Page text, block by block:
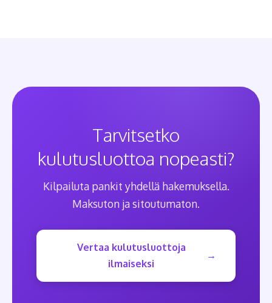
Tarvitsetko
kulutusluottoa nopeasti?
Kilpailuta pankit yhdellä hakemuksella.
Maksuton ja sitoutumaton.
Vertaa kulutusluottoja
ilmaiseksi